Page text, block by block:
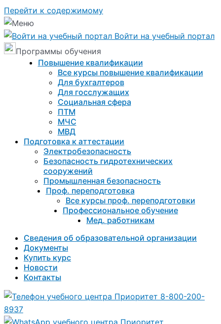
Перейти к содержимому
Войти на учебный портал
Программы обучения
Повышение квалификации
Все курсы повышение квалификации
Для бухгалтеров
Для госслужащих
Социальная сфера
ПТМ
МЧС
МВД
Подготовка к aттестации
Электробезопасность
Безопасность гидротехнических
сооружений
Промышленная безопасность
Проф. переподготовка
Все курсы проф. переподготовки
Профессиональное обучение
Мед. работникам
Сведения об образовательной организации
Документы
Купить курс
Новости
Контакты
8-800-200-
8937